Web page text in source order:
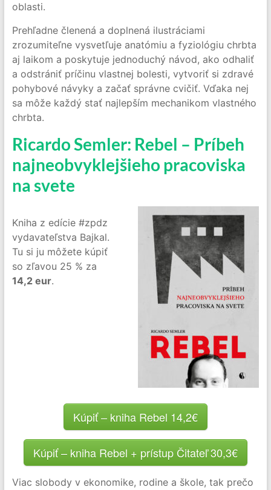
oblasti.
Prehľadne členená a doplnená ilustráciami
zrozumiteľne vysvetľuje anatómiu a fyziológiu chrbta
aj laikom a poskytuje jednoduchý návod, ako odhaliť
a odstrániť príčinu vlastnej bolesti, vytvoriť si zdravé
pohybové návyky a začať správne cvičiť. Vďaka nej
sa môže každý stať najlepším mechanikom vlastného
chrbta.
Ricardo Semler: Rebel – Príbeh
najneobvyklejšieho pracoviska
na svete
Kniha z edície #zpdz
vydavateľstva Bajkal.
Tu si ju môžete kúpiť
so zľavou 25 % za
14,2 eur.
Kúpiť – kniha Rebel 14,2€
Kúpiť – kniha Rebel + prístup Čitateľ 30,3€
Viac slobody v ekonomike, rodine a škole, tak prečo